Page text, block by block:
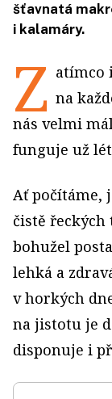
šťavnatá
i kalamáry.
Z atímco
na
nás velmi
funguje už
Ať počítáme,
čistě
bohužel
lehká a
v horkých
na jistotu je
disponuje i